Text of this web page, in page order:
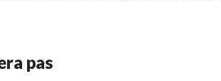
pas